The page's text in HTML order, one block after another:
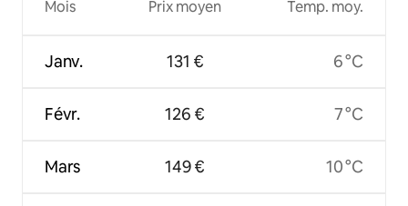
Mois
Janv.
Févr.
Mars
Prix moyen
131 €
126 €
149 €
Temp. moy.
6 °C
7 °C
10 °C